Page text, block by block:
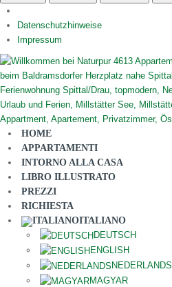
Datenschutzhinweise
Impressum
HOME
APPARTAMENTI
INTORNO ALLA CASA
LIBRO ILLUSTRATO
PREZZI
RICHIESTA
ITALIANO
DEUTSCH
ENGLISH
NEDERLANDS
MAGYAR